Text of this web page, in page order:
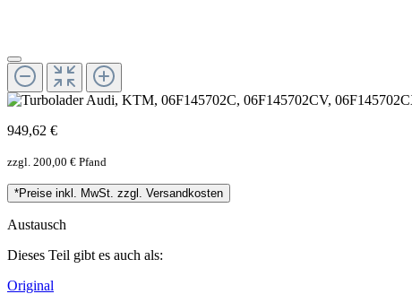
949,62 €
zzgl. 200,00 € Pfand
*Preise inkl. MwSt. zzgl. Versandkosten
Austausch
Dieses Teil gibt es auch als:
Original